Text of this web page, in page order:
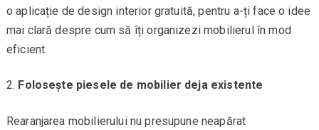
o aplicație de design interior gratuită, pentru a-ți face o idee
mai clară despre cum să îți organizezi mobilierul în mod
eficient.
Folosește piesele de mobilier deja existente
Rearanjarea mobilierului nu presupune neapărat